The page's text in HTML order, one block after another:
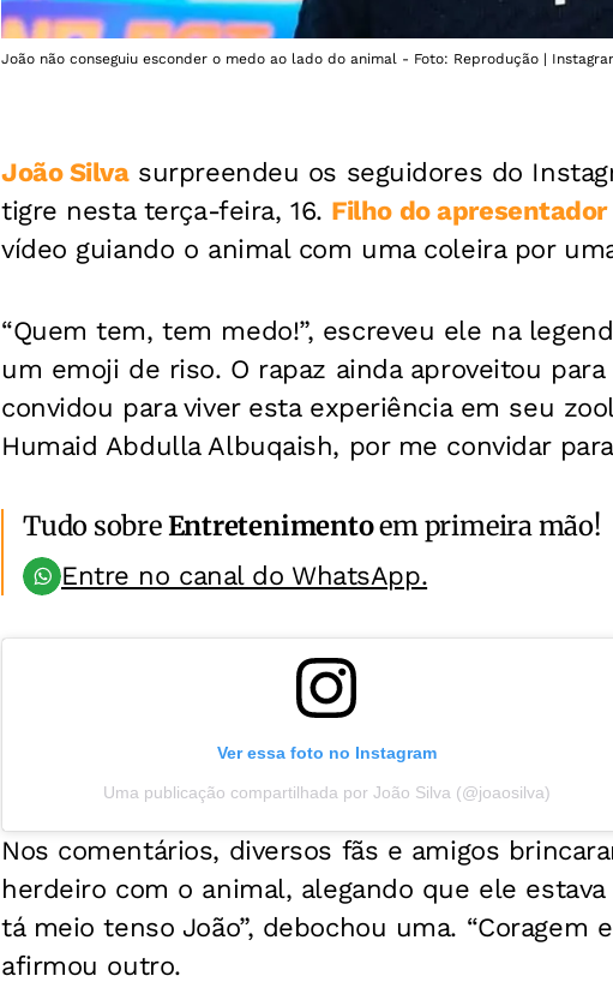
João não conseguiu esconder o medo ao lado do animal - Foto: Reprodução |
João Silvasurpreendeu os seguidores do
tigre nesta terça-feira, 16. Filho do apresentador
vídeo guiando o animal com uma coleira por
“Quem tem, tem medo!”, escreveu ele na
um emoji de riso. O rapaz ainda aproveitou
convidou para viver esta experiência em seu
Humaid Abdulla Albuqaish, por me convidar
Tudo sobreEntretenimentoem primeira mão!
Entre no canal do WhatsApp.
Ver essa foto no Instagram
Uma publicação compartilhada por João Silva (@joaosilva)
Nos comentários, diversos fãs e amigos
herdeiro com o animal, alegando que ele
tá meio tenso João”, debochou uma. “Coragem
afirmou outro.